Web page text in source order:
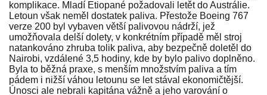
komplikace. Mladí Etiopané požadovali letět do Austrálie.
Letoun však neměl dostatek paliva. Přestože Boeing 767
verze 200 byl vybaven větší palivovou nádrží, jež
umožňovala delší dolety, v konkrétním případě měl stroj
natankováno zhruba tolik paliva, aby bezpečně doletěl do
Nairobi, vzdálené 3,5 hodiny, kde by bylo palivo doplněno.
Byla to běžná praxe, s menším množstvím paliva a tím
pádem i nižší váhou letounu se let stával ekonomičtější.
Únosci ale nebrali kapitána vážně a jeho varování o